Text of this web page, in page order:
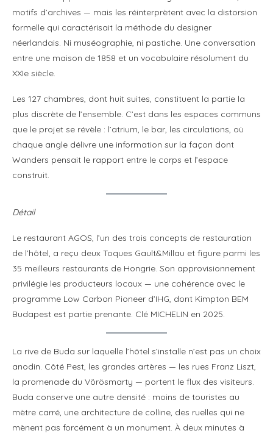
motifs d’archives — mais les réinterprètent avec la distorsion
formelle qui caractérisait la méthode du designer
néerlandais. Ni muséographie, ni pastiche. Une conversation
entre une maison de 1858 et un vocabulaire résolument du
XXIe siècle.
Les 127 chambres, dont huit suites, constituent la partie la
plus discrète de l’ensemble. C’est dans les espaces communs
que le projet se révèle : l’atrium, le bar, les circulations, où
chaque angle délivre une information sur la façon dont
Wanders pensait le rapport entre le corps et l’espace
construit.
Détail
Le restaurant AGOS, l’un des trois concepts de restauration
de l’hôtel, a reçu deux Toques Gault&Millau et figure parmi les
35 meilleurs restaurants de Hongrie. Son approvisionnement
privilégie les producteurs locaux — une cohérence avec le
programme Low Carbon Pioneer d’IHG, dont Kimpton BEM
Budapest est partie prenante. Clé MICHELIN en 2025.
La rive de Buda sur laquelle l’hôtel s’installe n’est pas un choix
anodin. Côté Pest, les grandes artères — les rues Franz Liszt,
la promenade du Vörösmarty — portent le flux des visiteurs.
Buda conserve une autre densité : moins de touristes au
mètre carré, une architecture de colline, des ruelles qui ne
mènent pas forcément à un monument. À deux minutes à